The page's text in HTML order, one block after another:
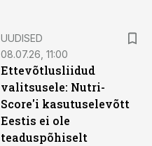
UUDISED
08.07.26, 11:00
Ettevõtlusliidud
valitsusele: Nutri-
Score'i kasutuselevõtt
Eestis ei ole
teaduspõhiselt